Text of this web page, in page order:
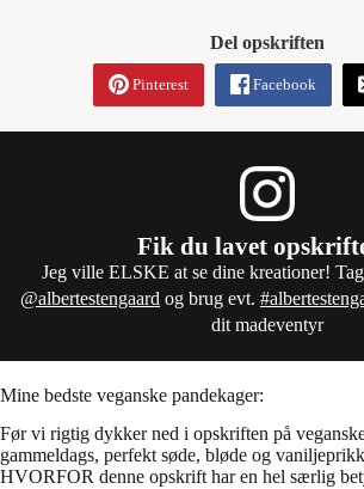
Del opskriften
Pinterest Facebook
Fik du lavet
Jeg ville ELSKE at se dine kreationer!
@albertestengaard og brug evt.
dit madeventyr
Mine bedste veganske pandekager:
Før vi rigtig dykker ned i opskriften på
gammeldags, perfekt søde, bløde og
HVORFOR denne opskrift har en hel særlig